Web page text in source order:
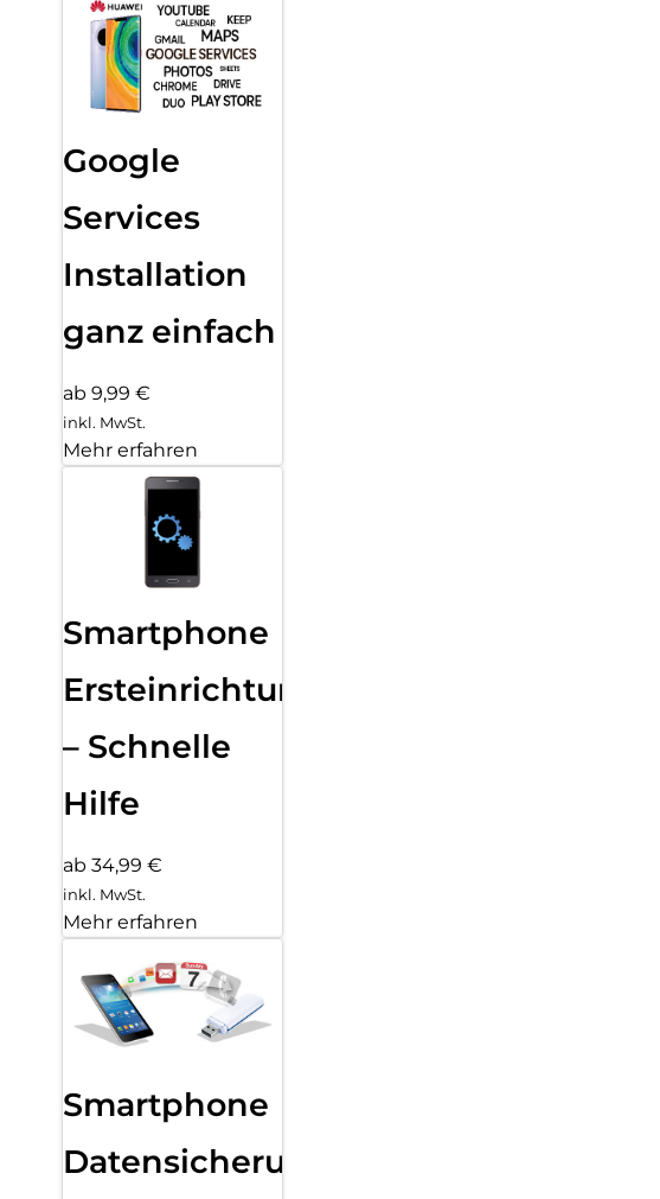
Google
Services
Installation
ganz einfach
ab 9,99 €
inkl. MwSt.
Mehr erfahren
Smartphone
Ersteinrichtung
– Schnelle
Hilfe
ab 34,99 €
inkl. MwSt.
Mehr erfahren
Smartphone
Datensicherung